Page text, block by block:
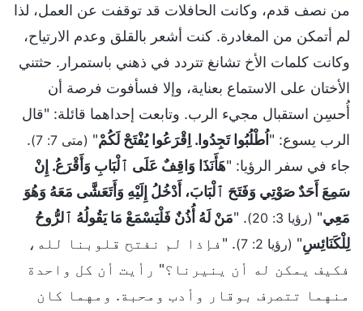
من نصف قدم، وكانت الحافلات قد توقفت عن العمل، لذا
لم أتمكن من المغادرة. كنت أشعر بالقلق وعدم الارتياح،
وكانت كلمات الأخ تشانغ تتردد في ذهني باستمرار. حثتني
الأختان على الاستماع بعناية، وإلا فسأفوت فرصة أن
أُحسِن استقبال مجيء الرب. وتابعت إحداهما قائلة: "قال
الرب يسوع: "اُطْلُبُوا تَجِدُوا. اِقْرَعُوا يُفْتَحْ لَكُمْ" (متى 7: 7)
.
جاء في سفر الرؤيا: "هَأَنَذَا وَاقِفٌ عَلَى ٱلْبَابِ وَأَقْرَعُ. إِنْ
سَمِعَ أَحَدٌ صَوْتِي وَفَتَحَ ٱلْبَابَ، أَدْخُلُ إِلَيْهِ وَأَتَعَشَّى مَعَهُ وَهُوَ
مَعِي" (رؤيا 3: 20) . "مَنْ لَهُ أُذُنٌ فَلْيَسْمَعْ مَا يَقُولُهُ ٱلرُّوحُ
لِلْكَنَائِسِ" (رؤيا 2: 7)
. "فإذا لم نفتح قلوبنا لله،
فكيف يمكن له أن ينيرنا؟" رأيت أن كل واحدة
منهما تتصرف بوقار وأدب ومحبة. ومهما كان